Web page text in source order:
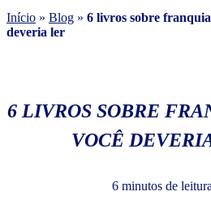
Início » Blog » 6 livros sobre
deveria ler
6 LIVROS SOBRE
VOCÊ
6 minutos de